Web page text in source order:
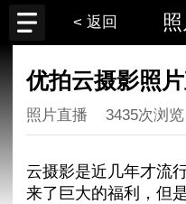
< 返回
优拍云摄影照
照片直播 3435次浏览
云摄影是近几年才流
来了巨大的福利，但